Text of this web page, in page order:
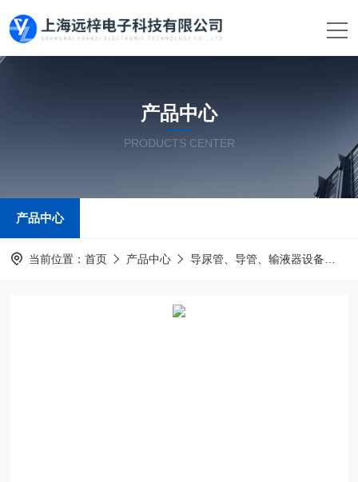
产品中心
PRODUCTS CENTER
产品中心
当前位置： 首页 产品中心 导尿管、导管、输液器设备